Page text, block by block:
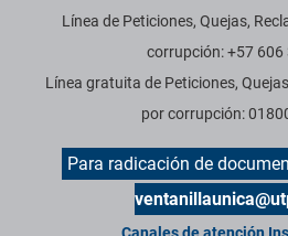
Línea de Peticiones, Quejas,
corrupción: +57 606
Línea gratuita de Peticiones,
por corrupción:
Para radicación de
Canales de atención